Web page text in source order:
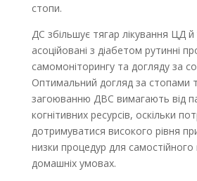
стопи.
ДС збільшує тягар лікування ЦД
асоційовані з діабетом рутинні
самомоніторингу та догляду за
Оптимальний догляд за стопами
загоюванню ДВС вимагають від
когнітивних ресурсів, оскільки
дотримуватися високого рівня
низки процедур для
домашніх умовах.